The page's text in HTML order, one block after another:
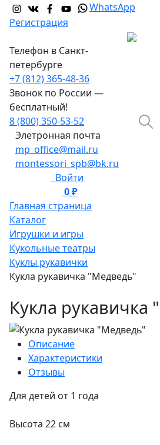
WhatsApp
Регистрация
Телефон в Санкт-
петербурге
+7 (812) 365-48-36
Звонок по России —
бесплатный!
8 (800) 350-53-52
Элетронная почта
mp_office@mail.ru
montessori_spb@bk.ru
Войти
0 ₽
Главная страница
Каталог
Игрушки и игры
Кукольные театры
Куклы рукавички
Кукла рукавичка "Медведь"
Кукла рукавичка
Описание
Характеристики
Отзывы
Для детей от 1 года
Высота 22 см